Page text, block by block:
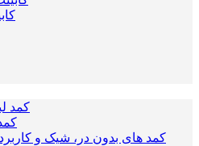
کمد های بدون در، شیک و